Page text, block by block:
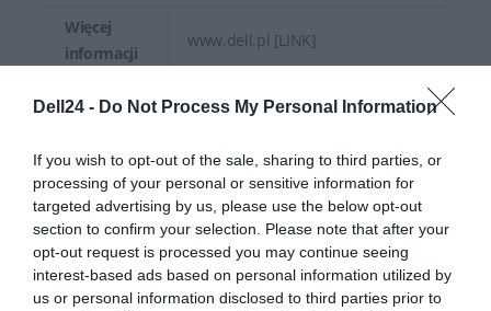
Dell24 - Do Not Process My Personal Information
If you wish to opt-out of the sale, sharing to third parties, or
processing of your personal or sensitive information for
targeted advertising by us, please use the below opt-out
section to confirm your selection. Please note that after your
opt-out request is processed you may continue seeing
interest-based ads based on personal information utilized by
us or personal information disclosed to third parties prior to
Więcej
informacji
www.dell.pl [LINK]
Deklarowana waga jest wagą minimalną i może różnić się w
procesie produkcyjnym.
INFORMACJE HANDLOWE